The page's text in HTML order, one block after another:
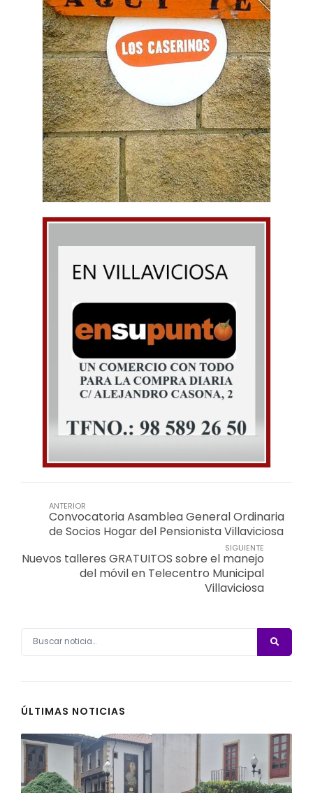
ANTERIOR
Convocatoria Asamblea General Ordinaria
de Socios Hogar del Pensionista Villaviciosa
SIGUIENTE
Nuevos talleres GRATUITOS sobre el manejo
del móvil en Telecentro Municipal
Villaviciosa
ÚLTIMAS NOTICIAS